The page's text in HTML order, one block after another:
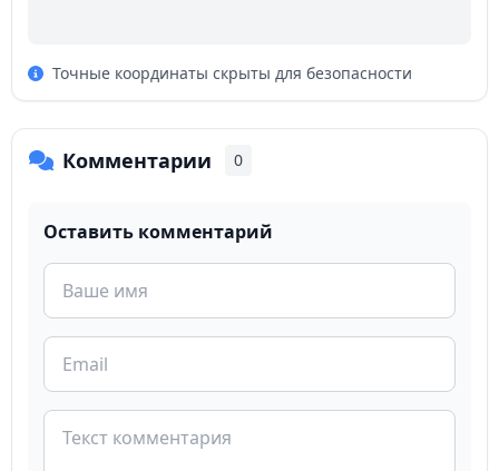
Точные координаты скрыты для безопасности
Комментарии 0
Оставить комментарий